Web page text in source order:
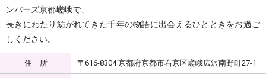
ンバーズ京都嵯峨で、
長きにわたり紡がれてきた千年の物語に出会えるひとときをお過ご
しください。
住 所 〒616-8304 京都府京都市右京区嵯峨広沢南野町27-1